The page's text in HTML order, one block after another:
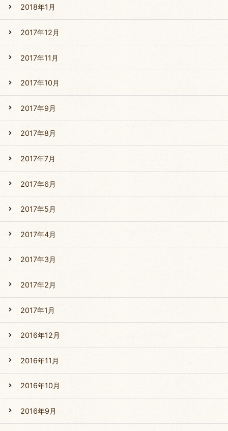
2018年1月
2017年12月
2017年11月
2017年10月
2017年9月
2017年8月
2017年7月
2017年6月
2017年5月
2017年4月
2017年3月
2017年2月
2017年1月
2016年12月
2016年11月
2016年10月
2016年9月